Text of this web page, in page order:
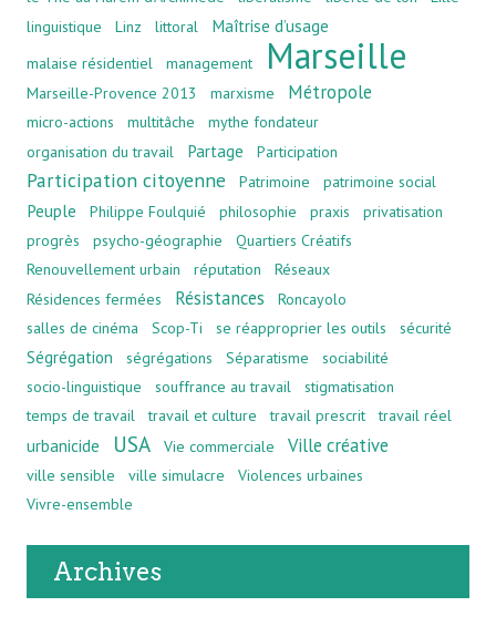
linguistique
Linz littoral Maîtrise d’usage
malaise résidentiel management Marseille
Marseille-Provence 2013 marxisme Métropole
micro-actions multitâche
mythe fondateur
organisation du travail
Partage Participation
Participation citoyenne Patrimoine patrimoine social
Peuple Philippe Foulquié philosophie praxis
privatisation
progrès
psycho-géographie
Quartiers Créatifs
Renouvellement urbain
réputation
Réseaux
Résidences fermées
Résistances
Roncayolo
salles de cinéma
Scop-Ti se réapproprier les outils sécurité
Ségrégation ségrégations Séparatisme
sociabilité
socio-linguistique
souffrance au travail
stigmatisation
temps de travail
travail et culture travail prescrit travail réel
urbanicide USA Vie commerciale Ville créative
ville sensible ville simulacre
Violences urbaines
Vivre-ensemble
Archives